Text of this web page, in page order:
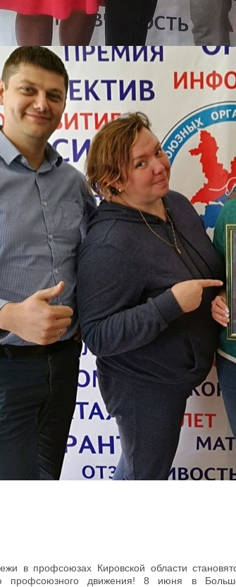
в профсоюзах Кировской области
профсоюзного движения! 8 июня в